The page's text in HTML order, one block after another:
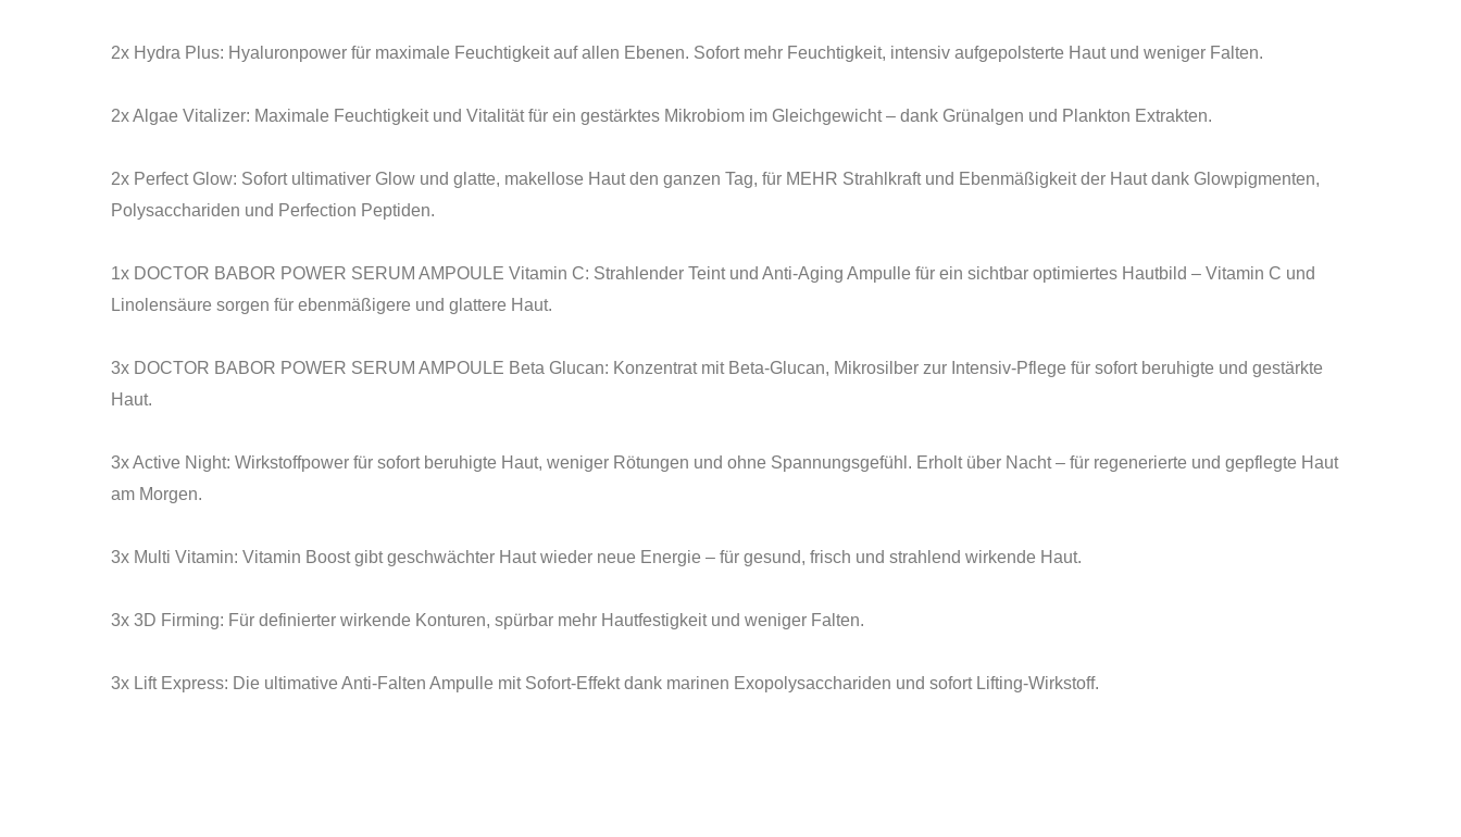
2x Hydra Plus: Hyaluronpower für maximale Feuchtigkeit auf allen Ebenen. Sofort mehr Feuchtigkeit, intensiv aufgepolsterte Haut und weniger Falten.
2x Algae Vitalizer: Maximale Feuchtigkeit und Vitalität für ein gestärktes Mikrobiom im Gleichgewicht – dank Grünalgen und Plankton Extrakten.
2x Perfect Glow: Sofort ultimativer Glow und glatte, makellose Haut den ganzen Tag, für MEHR Strahlkraft und Ebenmäßigkeit der Haut dank Glowpigmenten,
Polysacchariden und Perfection Peptiden.
1x DOCTOR BABOR POWER SERUM AMPOULE Vitamin C: Strahlender Teint und Anti-Aging Ampulle für ein sichtbar optimiertes Hautbild – Vitamin C und
Linolensäure sorgen für ebenmäßigere und glattere Haut.
3x DOCTOR BABOR POWER SERUM AMPOULE Beta Glucan: Konzentrat mit Beta-Glucan, Mikrosilber zur Intensiv-Pflege für sofort beruhigte und gestärkte
Haut.
3x Active Night: Wirkstoffpower für sofort beruhigte Haut, weniger Rötungen und ohne Spannungsgefühl. Erholt über Nacht – für regenerierte und gepflegte Haut
am Morgen.
3x Multi Vitamin: Vitamin Boost gibt geschwächter Haut wieder neue Energie – für gesund, frisch und strahlend wirkende Haut.
3x 3D Firming: Für definierter wirkende Konturen, spürbar mehr Hautfestigkeit und weniger Falten.
3x Lift Express: Die ultimative Anti-Falten Ampulle mit Sofort-Effekt dank marinen Exopolysacchariden und sofort Lifting-Wirkstoff.